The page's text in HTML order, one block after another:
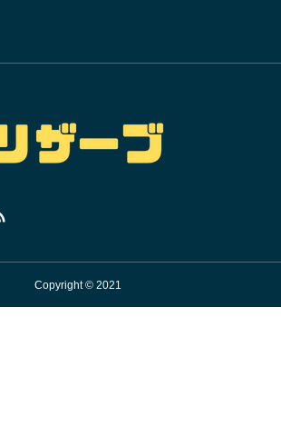
Copyright © 2021